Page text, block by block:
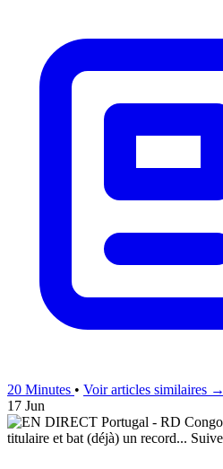
20 Minutes • Voir articles similaires →
17 Jun